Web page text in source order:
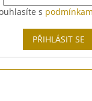
s
PŘIHLÁSIT SE